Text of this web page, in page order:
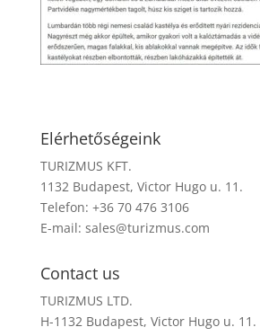
Elérhetőségeink
TURIZMUS KFT.
1132 Budapest, Victor Hugo u. 11.
Telefon: +36 70 476 3106
E-mail: sales@turizmus.com
Contact us
TURIZMUS LTD.
H-1132 Budapest, Victor Hugo u. 11.